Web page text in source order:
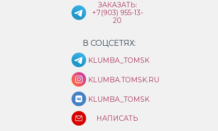
ЗАКАЗАТЬ:
+7(903) 955-13-
20
В СОЦСЕТЯХ:
KLUMBA_TOMSK
KLUMBA.TOMSK.RU
KLUMBA_TOMSK
НАПИСАТЬ